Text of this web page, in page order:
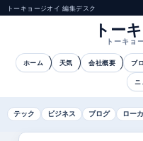
トーキョージオイ 編集デスク
トー
トーキョ
ホーム 天気 会社概要 ブ
ニ
テック ビジネス ブログ ロー